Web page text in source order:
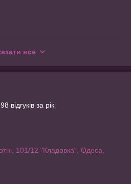
доставка
протягом 1-3 днів з моменту
все
відгуків за рік
101/12 "Кладовка", Одеса,